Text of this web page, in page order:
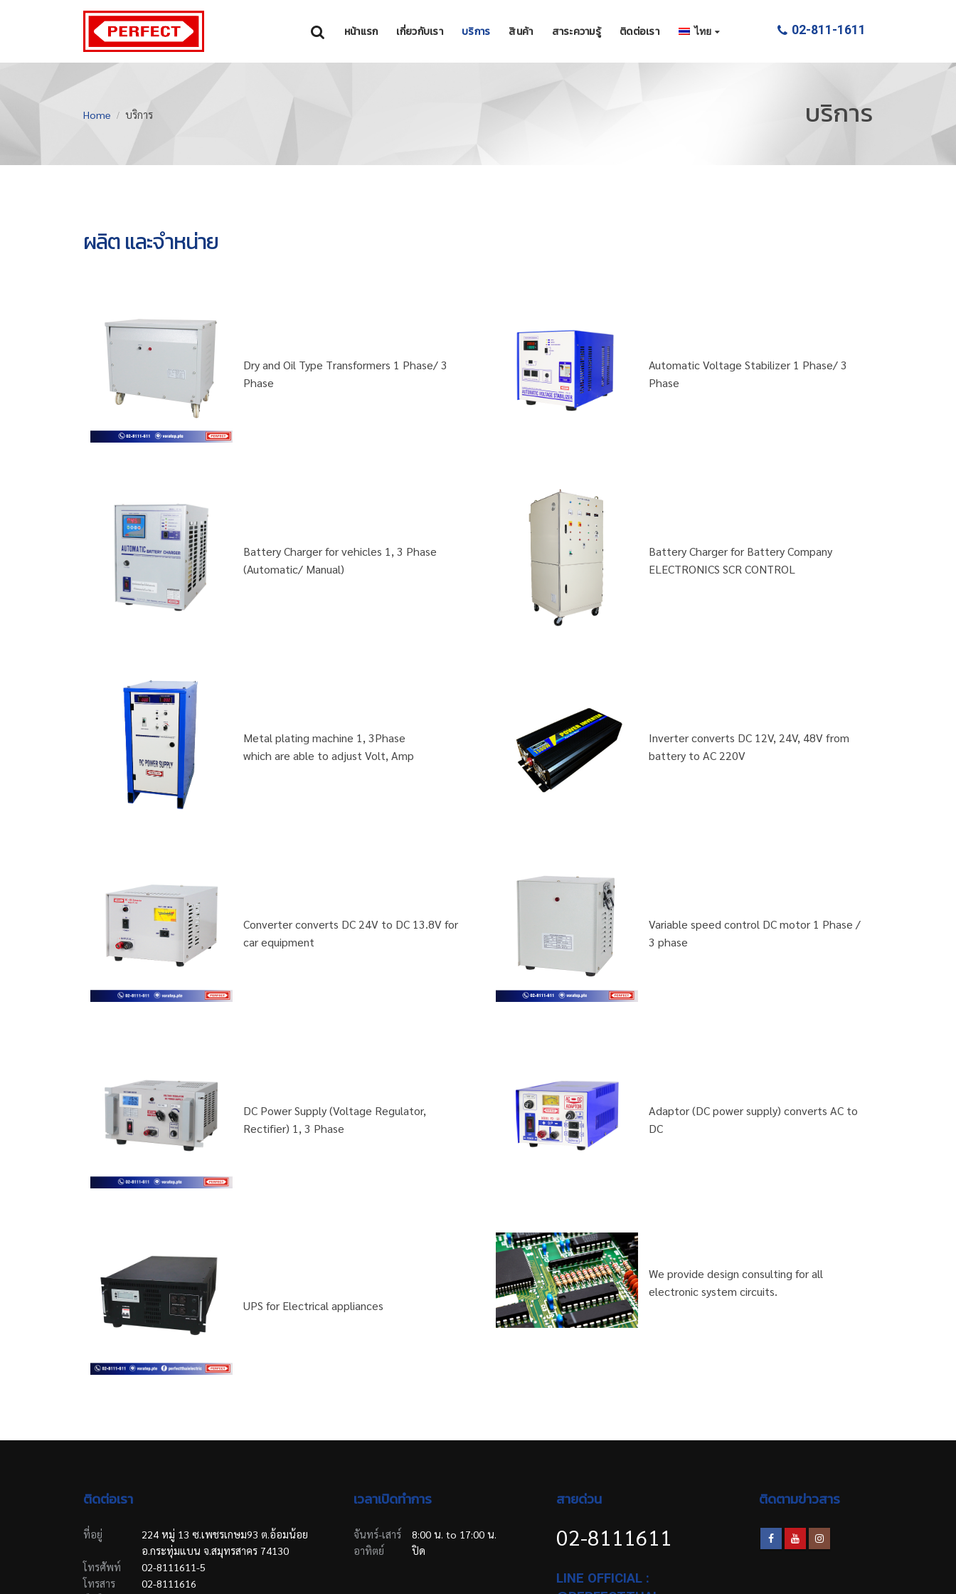
หน้าแรก เกี่ยวกับเรา บริการ สินค้า สาระความรู้ ติดต่อเรา ไทย 02-811-1611
บริการ
Home บริการ
ผลิต และจำหน่าย
Dry and Oil Type Transformers 1 Phase/ 3
Phase
Automatic Voltage Stabilizer 1 Phase/ 3
Phase
Battery Charger for vehicles 1, 3 Phase
(Automatic/ Manual)
Battery Charger for Battery Company
ELECTRONICS SCR CONTROL
Metal plating machine 1, 3Phase
which are able to adjust Volt, Amp
Inverter converts DC 12V, 24V, 48V from
battery to AC 220V
Converter converts DC 24V to DC 13.8V for
car equipment
Variable speed control DC motor 1 Phase /
3 phase
DC Power Supply (Voltage Regulator,
Rectifier) 1, 3 Phase
Adaptor (DC power supply) converts AC to
DC
UPS for Electrical appliances
We provide design consulting for all
electronic system circuits.
ติดต่อเรา
ที่อยู่
224 หมู่ 13 ซ.เพชรเกษม93 ต.อ้อมน้อย
อ.กระทุ่มแบน จ.สมุทรสาคร 74130
โทรศัพท์
02-8111611-5
โทรสาร
02-8111616
เวลาเปิดทำการ
จันทร์-เสาร์
8:00 น. to 17:00 น.
อาทิตย์
ปิด
สายด่วน
02-8111611
LINE OFFICIAL :
ติดตามข่าวสาร